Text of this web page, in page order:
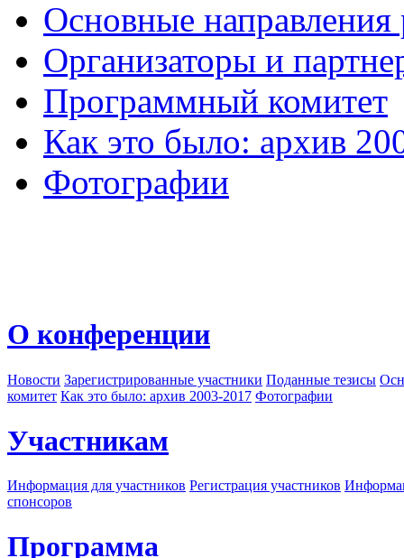
Основные направления
Организаторы и
Программный комитет
Как это было: архив
Фотографии
О конференции
Новости Зарегистрированные участники Поданные тезисы
комитет Как это было: архив 2003-2017 Фотографии
Участникам
Информация для участников Регистрация участников
спонсоров
Программа